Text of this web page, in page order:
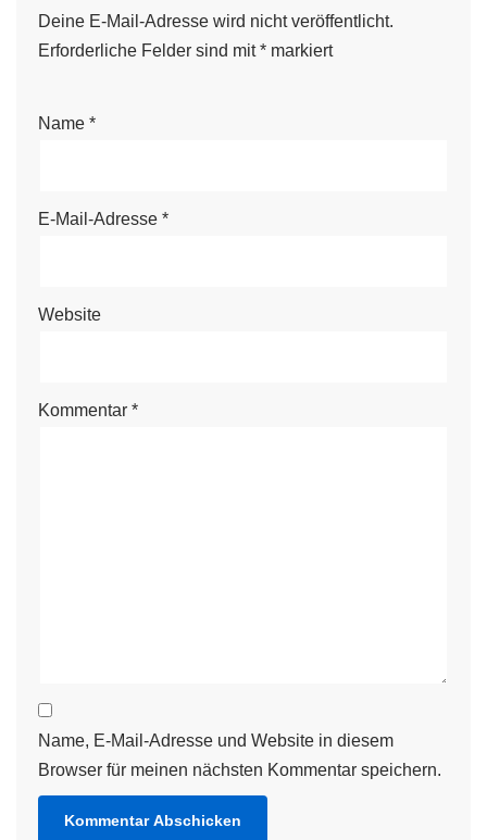
Deine E-Mail-Adresse wird nicht veröffentlicht.
Erforderliche Felder sind mit* markiert
Name *
E-Mail-Adresse *
Website
Kommentar *
Name, E-Mail-Adresse und Website in diesem
Browser für meinen nächsten Kommentar speichern.